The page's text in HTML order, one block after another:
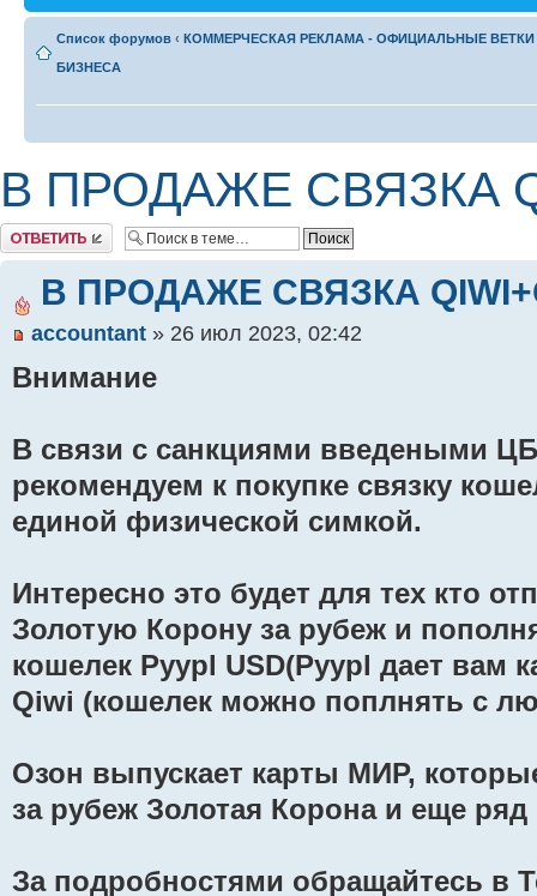
Список форумов ‹ КОММЕРЧЕСКАЯ РЕКЛАМА - ОФИЦИАЛЬНЫЕ
БИЗНЕСА
В ПРОДАЖЕ СВЯЗКА
Комментировать
В ПРОДАЖЕ СВЯЗКА
accountant » 26 июл 2023, 02:42
Внимание
В связи с санкциями введеными
рекомендуем к покупке связку
единой физической симкой.
Интересно это будет для тех кто
Золотую Корону за рубеж и
кошелек Pyypl USD(Pyypl дает вам
Qiwi (кошелек можно поплнять с
Озон выпускает карты МИР,
за рубеж Золотая Корона и еще
За подробностями обращайтесь в